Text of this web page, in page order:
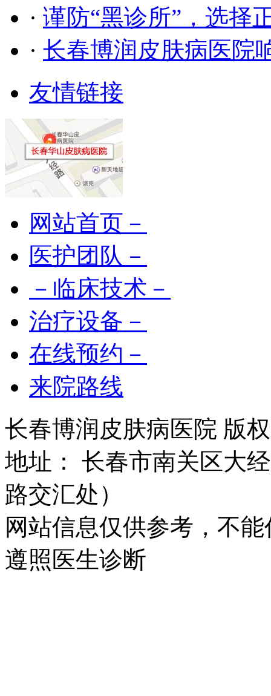
· 谨防“黑诊所”，选择
· 长春博润皮肤病医院
友情链接
网站首页－
医护团队－
－临床技术－
治疗设备－
在线预约－
来院路线
长春博润皮肤病医院 版
地址： 长春市南关区大
路交汇处）
网站信息仅供参考，不
遵照医生诊断